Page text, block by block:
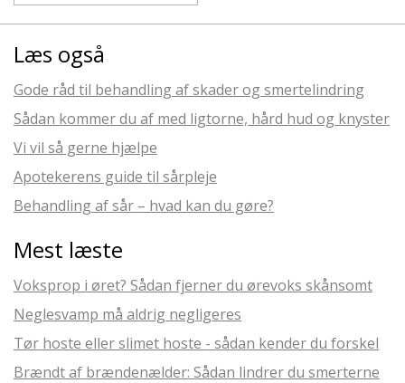
Læs også
Gode råd til behandling af skader og smertelindring
Sådan kommer du af med ligtorne, hård hud og knyster
Vi vil så gerne hjælpe
Apotekerens guide til sårpleje
Behandling af sår – hvad kan du gøre?
Mest læste
Voksprop i øret? Sådan fjerner du ørevoks skånsomt
Neglesvamp må aldrig negligeres
Tør hoste eller slimet hoste - sådan kender du forskel
Brændt af brændenælder: Sådan lindrer du smerterne